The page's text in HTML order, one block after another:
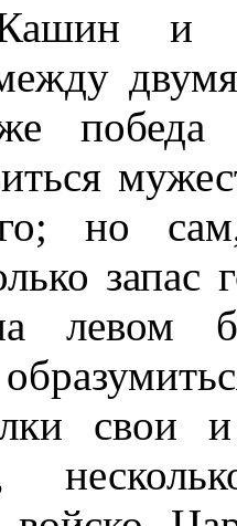
Кашин и
победа
но
левом
свои